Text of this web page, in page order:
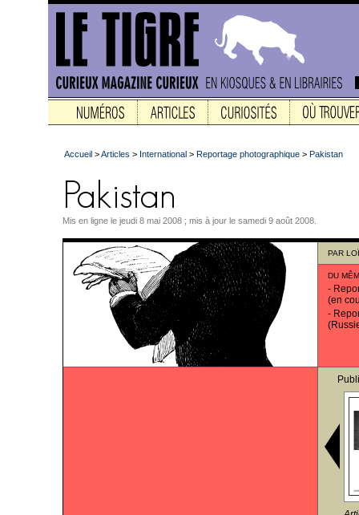
Accueil >Articles > International > Reportage photographique > Pakistan
Mis en ligne le jeudi 8 mai 2008 ; mis à jour le samedi 9 août 2008.
PAR
DU
-
(en
-